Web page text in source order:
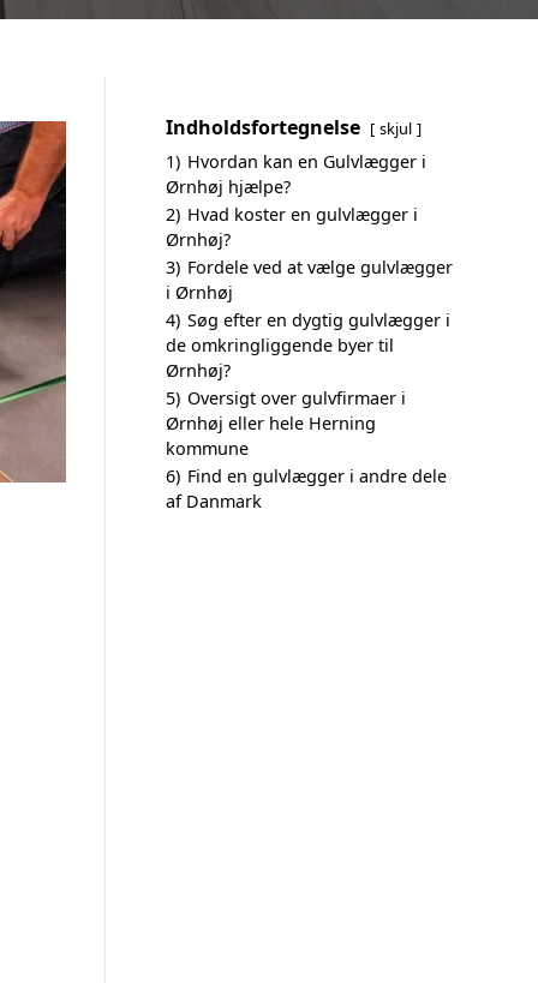
Indholdsfortegnelse skjul
1) Hvordan kan en Gulvlægger i
Ørnhøj hjælpe?
2) Hvad koster en gulvlægger i
Ørnhøj?
3) Fordele ved at vælge gulvlægger
i Ørnhøj
4) Søg efter en dygtig gulvlægger i
de omkringliggende byer til
Ørnhøj?
5) Oversigt over gulvfirmaer i
Ørnhøj eller hele Herning
kommune
6) Find en gulvlægger i andre dele
af Danmark